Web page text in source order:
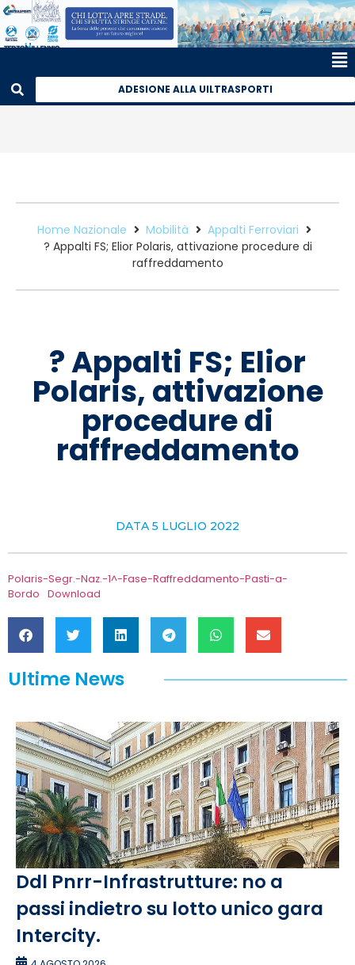
ADESIONE ALLA UILTRASPORTI
Home Nazionale Mobilità
Appalti Ferroviari
? Appalti FS; Elior Polaris, attivazione procedure di
raffreddamento
? Appalti FS; Elior
Polaris, attivazione
procedure di
raffreddamento
DATA 5 LUGLIO 2022
Polaris-Segr.-Naz.-1^-Fase-Raffreddamento-Pasti-a-
Bordo
Download
Ultime News
Ddl Pnrr-Infrastrutture: no a
passi indietro su lotto unico gara
Intercity.